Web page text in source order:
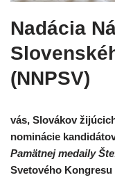
Nadácia
(NNPSV)
vás, Slovákov
nominácie
Pamätnej medaily
Svetového Kongresu